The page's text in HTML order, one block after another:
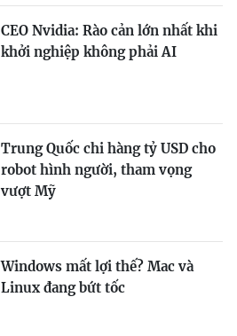
CEO Nvidia: Rào cản lớn nhất khi
khởi nghiệp không phải AI
Trung Quốc chi hàng tỷ USD cho
robot hình người, tham vọng
vượt Mỹ
Windows mất lợi thế? Mac và
Linux đang bứt tốc